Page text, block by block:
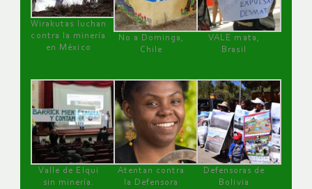
Wirakutas luchan
contra la minería
en México
No a Dominga,
Chile
VALE mata,
Brasil
Valle de Elqui
sin minería.
Atentan contra
la Defensora
Defensoras de
Bolivia